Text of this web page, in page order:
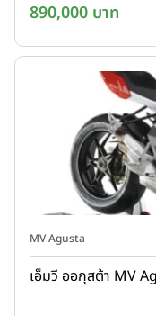
890,000 บาท
MV Agusta
เอ็มวี ออกุสต้า MV